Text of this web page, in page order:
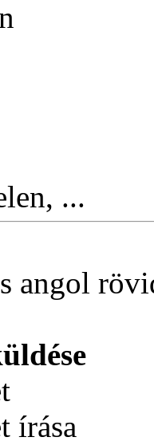
...
angol
írása